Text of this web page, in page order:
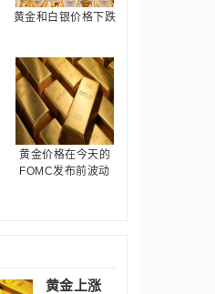
黄金和白银价格下跌
黄金价格在今天的
FOMC发布前波动
黄金上涨